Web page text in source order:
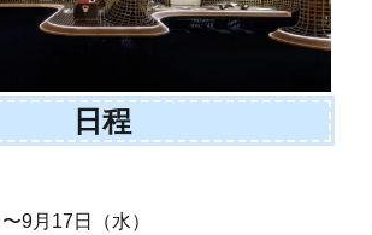
日程
9月17日（水）